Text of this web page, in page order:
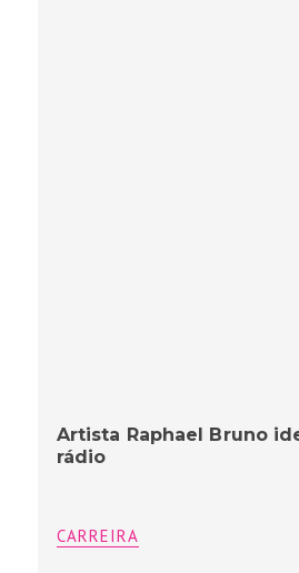
Artista Raphael Bruno
rádio
CARREIRA